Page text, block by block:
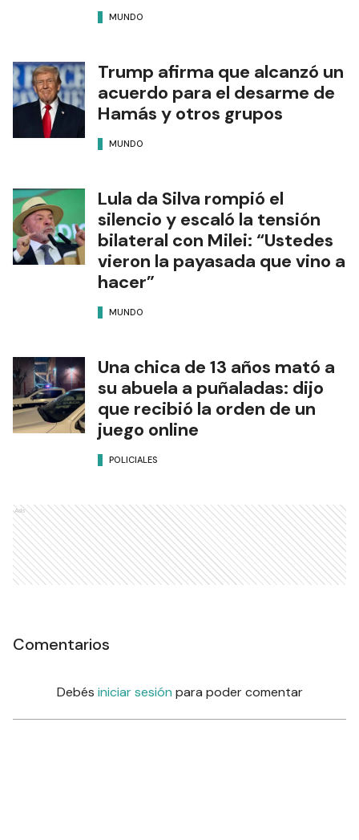
MUNDO
Trump afirma que alcanzó un
acuerdo para el desarme de
Hamás y otros grupos
MUNDO
Lula da Silva rompió el
silencio y escaló la tensión
bilateral con Milei: “Ustedes
vieron la payasada que vino a
hacer”
MUNDO
Una chica de 13 años mató a
su abuela a puñaladas: dijo
que recibió la orden de un
juego online
POLICIALES
Ads
Comentarios
Debés iniciar sesión para poder comentar